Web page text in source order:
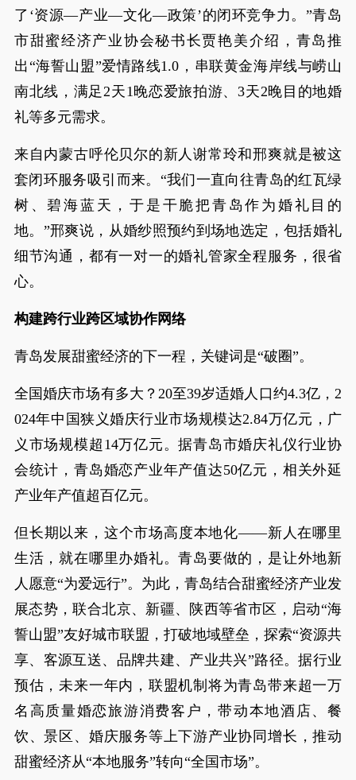
了‘资源—产业—文化—政策’的闭环竞争力。”青岛
市甜蜜经济产业协会秘书长贾艳美介绍，青岛推
出“海誓山盟”爱情路线1.0，串联黄金海岸线与崂山
南北线，满足2天1晚恋爱旅拍游、3天2晚目的地婚
礼等多元需求。
来自内蒙古呼伦贝尔的新人谢常玲和邢爽就是被这
套闭环服务吸引而来。“我们一直向往青岛的红瓦绿
树、碧海蓝天，于是干脆把青岛作为婚礼目的
地。”邢爽说，从婚纱照预约到场地选定，包括婚礼
细节沟通，都有一对一的婚礼管家全程服务，很省
心。
构建跨行业跨区域协作网络
青岛发展甜蜜经济的下一程，关键词是“破圈”。
全国婚庆市场有多大？20至39岁适婚人口约4.3亿，2
024年中国狭义婚庆行业市场规模达2.84万亿元，广
义市场规模超14万亿元。据青岛市婚庆礼仪行业协
会统计，青岛婚恋产业年产值达50亿元，相关外延
产业年产值超百亿元。
但长期以来，这个市场高度本地化——新人在哪里
生活，就在哪里办婚礼。青岛要做的，是让外地新
人愿意“为爱远行”。为此，青岛结合甜蜜经济产业发
展态势，联合北京、新疆、陕西等省市区，启动“海
誓山盟”友好城市联盟，打破地域壁垒，探索“资源共
享、客源互送、品牌共建、产业共兴”路径。据行业
预估，未来一年内，联盟机制将为青岛带来超一万
名高质量婚恋旅游消费客户，带动本地酒店、餐
饮、景区、婚庆服务等上下游产业协同增长，推动
甜蜜经济从“本地服务”转向“全国市场”。